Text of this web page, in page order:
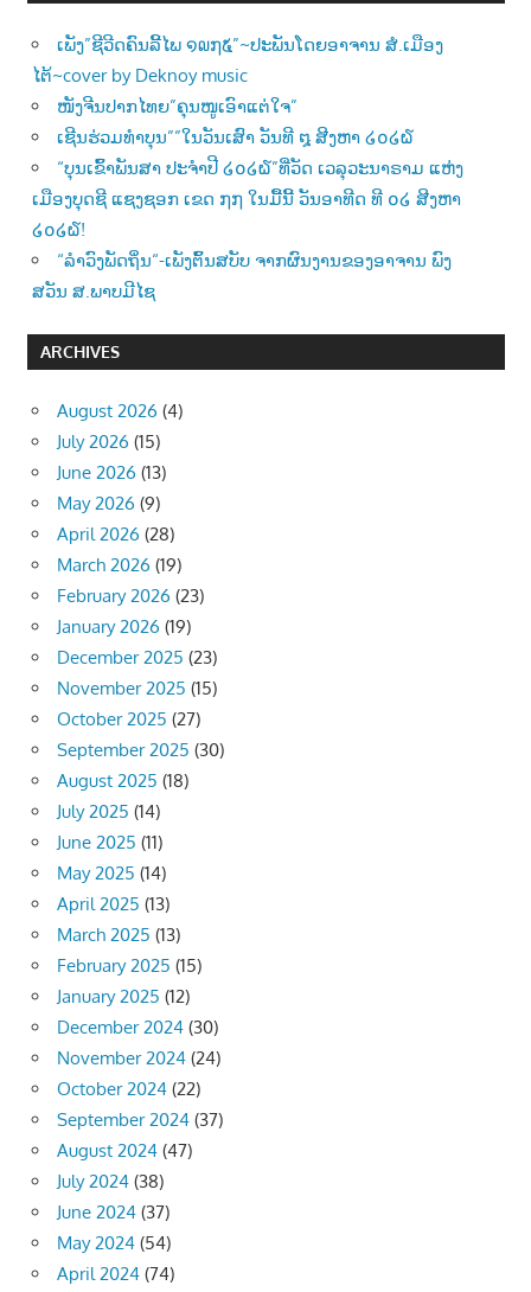
ເພັງ”ຊີວີດຄົນລີ້ໄພ ໑໙໗໕”~ປະພັນໂດຍອາຈານ ສໍ.ເມືອງ
ໄຕ້~cover by Deknoy music
ໜັງຈີນປາກໄທຍ”ຄຸນໜູເອົາແຕ່ໃຈ”
ເຊີນຮ່ວມທຳບຸນ””ໃນວັນເສົາ ວັນທີ ໘ ສີງຫາ ໒໐໒໖
“ບຸນເຂົ້າພັນສາ ປະຈຳປີ ໒໐໒໖”ທີ່ວັດ ເວລຸວະນາຣາມ ແຫ່ງ
ເມືອງບຸດຊີ ແຊງຊອກ ເຂດ ໗໗ ໃນມື້ນີ້ ວັນອາທີດ ທີ ໐໒ ສີງຫາ
໒໐໒໖!
“ລຳວົງພັດຖິ່ນ“-ເພັງຕົ້ນສບັບ ຈາກຜົນງານຂອງອາຈານ ພົງ
ສວັນ ສ.ພາບມີໄຊ
ARCHIVES
August 2026 (4)
July 2026 (15)
June 2026 (13)
May 2026 (9)
April 2026 (28)
March 2026 (19)
February 2026 (23)
January 2026 (19)
December 2025 (23)
November 2025 (15)
October 2025 (27)
September 2025 (30)
August 2025 (18)
July 2025 (14)
June 2025 (11)
May 2025 (14)
April 2025 (13)
March 2025 (13)
February 2025 (15)
January 2025 (12)
December 2024 (30)
November 2024 (24)
October 2024 (22)
September 2024 (37)
August 2024 (47)
July 2024 (38)
June 2024 (37)
May 2024 (54)
April 2024 (74)